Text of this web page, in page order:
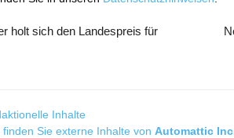
holt sich den Landespreis für
Inhalte
Sie externe Inhalte von Automattic